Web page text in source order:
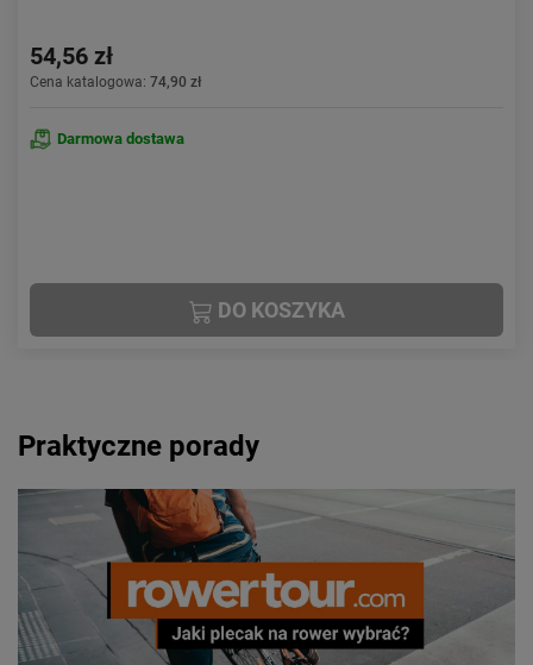
54,56 zł
Cena katalogowa: 74,90 zł
Darmowa dostawa
DO KOSZYKA
Praktyczne porady